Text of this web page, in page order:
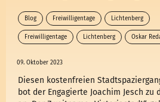
Blog Freiwilligentage Lichtenberg
Freiwilligentage Lichtenberg Oskar
09. Oktober 2023
Diesen kostenfreien
bot der Engagierte Joachim Jesch zu